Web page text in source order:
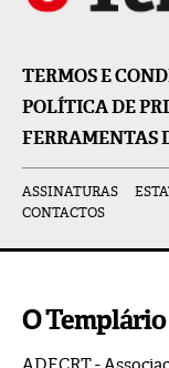
TERMOS E
POLÍTICA DE
FERRAMENTAS
ASSINATURAS
CONTACTOS
O Templário